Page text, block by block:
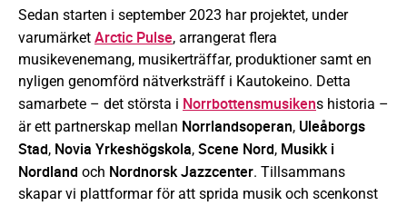
Sedan starten i september 2023 har projektet, under
varumärket Arctic Pulse, arrangerat flera
musikevenemang, musikerträffar, produktioner samt en
nyligen genomförd nätverksträff i Kautokeino. Detta
samarbete – det största i Norrbottensmusikens historia –
är ett partnerskap mellan Norrlandsoperan, Uleåborgs
Stad, Novia Yrkeshögskola, Scene Nord, Musikk i
Nordland och Nordnorsk Jazzcenter. Tillsammans
skapar vi plattformar för att sprida musik och scenkonst